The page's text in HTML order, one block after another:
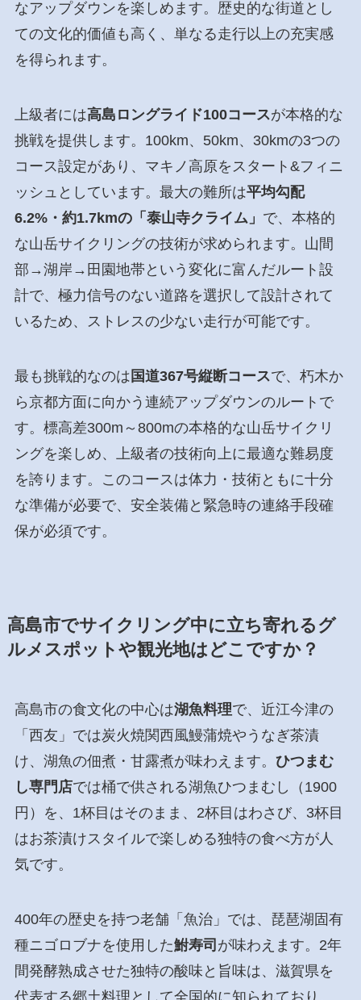
なアップダウンを楽しめます。歴史的な街道とし
ての文化的価値も高く、単なる走行以上の充実感
を得られます。
上級者には高島ロングライド100コースが本格的な
挑戦を提供します。100km、50km、30kmの3つの
コース設定があり、マキノ高原をスタート&フィニ
ッシュとしています。最大の難所は平均勾配
6.2%・約1.7kmの「泰山寺クライム」 で、本格的
な山岳サイクリングの技術が求められます。山間
部→湖岸→田園地帯という変化に富んだルート設
計で、極力信号のない道路を選択して設計されて
いるため、ストレスの少ない走行が可能です。
最も挑戦的なのは 国道367号縦断コースで、朽木か
ら京都方面に向かう連続アップダウンのルートで
す。標高差300m～800mの本格的な山岳サイクリ
ングを楽しめ、上級者の技術向上に最適な難易度
を誇ります。このコースは体力・技術ともに十分
な準備が必要で、安全装備と緊急時の連絡手段確
保が必須です。
高島市でサイクリング中に立ち寄れるグ
ルメスポットや観光地はどこですか？
高島市の食文化の中心は湖魚料理で、近江今津の
「西友」では炭火焼関西風鰻蒲焼やうなぎ茶漬
け、湖魚の佃煮・甘露煮が味わえます。 ひつまむ
し専門店では桶で供される湖魚ひつまむし（1900
円）を、1杯目はそのまま、2杯目はわさび、3杯目
はお茶漬けスタイルで楽しめる独特の食べ方が人
気です。
400年の歴史を持つ老舗「魚治」では、琵琶湖固有
種ニゴロブナを使用した鮒寿司 が味わえます。2年
間発酵熟成させた独特の酸味と旨味は、滋賀県を
代表する郷土料理として全国的に知られており、